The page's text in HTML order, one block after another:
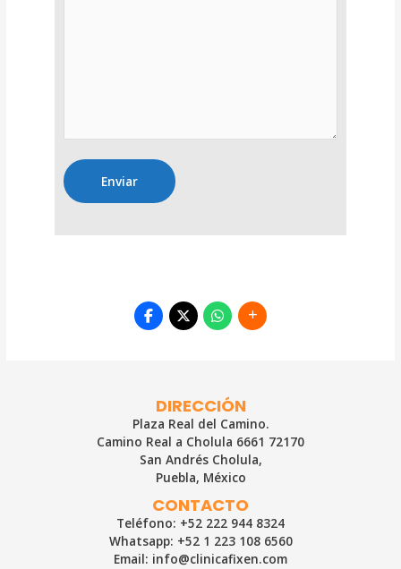
DIRECCIÓN
Plaza Real del Camino.
Camino Real a Cholula 6661 72170
San Andrés Cholula,
Puebla, México
CONTACTO
Teléfono: +52 222 944 8324
Whatsapp: +52 1 223 108 6560
Email: info@clinicafixen.com